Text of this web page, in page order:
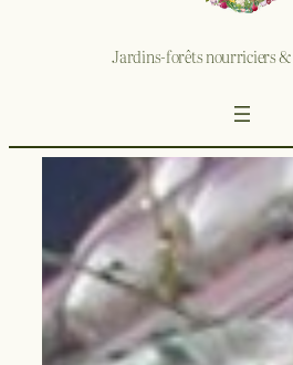
Jardins-forêts nourriciers &